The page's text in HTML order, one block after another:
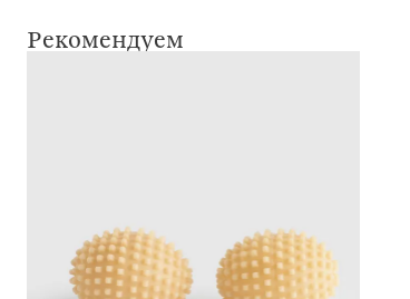
Рекомендуем